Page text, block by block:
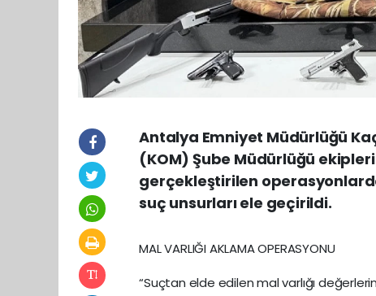
Antalya Emniyet Müdürlüğü
(KOM) Şube Müdürlüğü
gerçekleştirilen
suç unsurları ele geçirildi.
MAL VARLIĞI AKLAMA OPERASYONU
“Suçtan elde edilen mal varlığı